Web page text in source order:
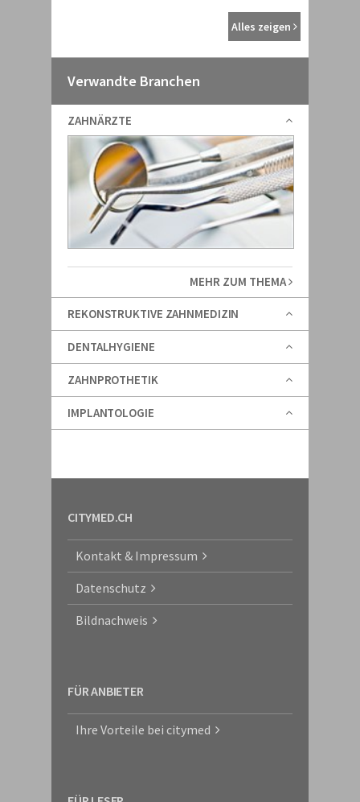
Alles zeigen
Verwandte Branchen
ZAHNÄRZTE
MEHR ZUM THEMA
REKONSTRUKTIVE ZAHNMEDIZIN
DENTALHYGIENE
ZAHNPROTHETIK
IMPLANTOLOGIE
CITYMED.CH
Kontakt & Impressum
Datenschutz
Bildnachweis
FÜR ANBIETER
Ihre Vorteile bei citymed